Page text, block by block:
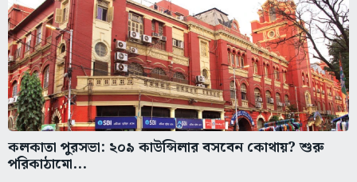
কলকাতা পুরসভা: ২০৯ কাউন্সিলার বসবেন কোথায়? শুরু
পরিকাঠামো...